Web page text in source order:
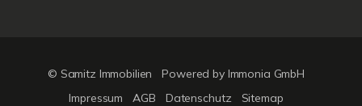
© Samitz Immobilien
Powered by Immonia GmbH
Impressum
AGB Datenschutz Sitemap